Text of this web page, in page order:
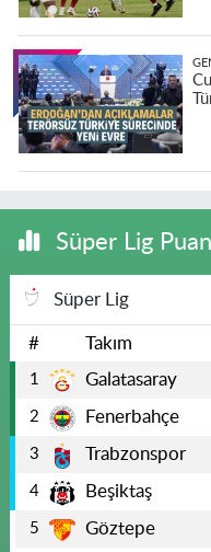
Süper Lig
Süper Lig
# Takım
1 Galatasaray
2 Fenerbahçe
3 Trabzonspor
4 Beşiktaş
5 Göztepe